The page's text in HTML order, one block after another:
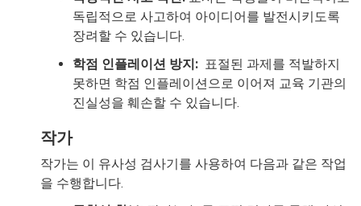
독립적으로 사고하여 아이디어를 발전시키도록
장려할 수 있습니다.
학점 인플레이션 방지: 표절된 과제를 적발하지
못하면 학점 인플레이션으로 이어져 교육 기관의
진실성을 훼손할 수 있습니다.
작가
작가는 이 유사성 검사기를 사용하여 다음과 같은 작업
을 수행합니다.